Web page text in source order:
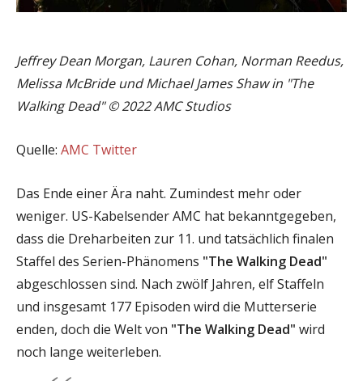
Jeffrey Dean Morgan, Lauren Cohan, Norman Reedus,
Melissa McBride und Michael James Shaw in "The
Walking Dead" © 2022 AMC Studios
Quelle: AMC Twitter
Das Ende einer Ära naht. Zumindest mehr oder
weniger. US-Kabelsender AMC hat bekanntgegeben,
dass die Dreharbeiten zur 11. und tatsächlich finalen
Staffel des Serien-Phänomens "The Walking Dead"
abgeschlossen sind. Nach zwölf Jahren, elf Staffeln
und insgesamt 177 Episoden wird die Mutterserie
enden, doch die Welt von "The Walking Dead" wird
noch lange weiterleben.